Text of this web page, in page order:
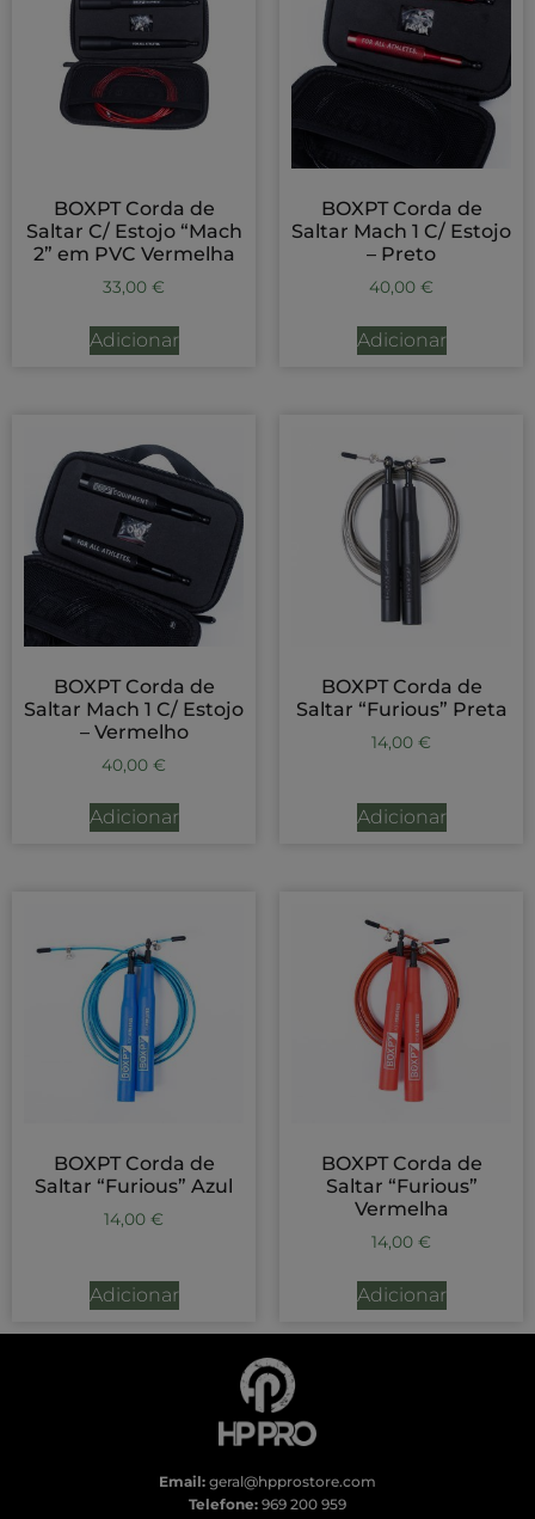
BOXPT Corda de
Saltar C/ Estojo “Mach
2” em PVC Vermelha
33,00 €
Adicionar
BOXPT Corda de
Saltar Mach 1 C/ Estojo
– Preto
40,00 €
Adicionar
BOXPT Corda de
Saltar Mach 1 C/ Estojo
– Vermelho
40,00 €
Adicionar
BOXPT Corda de
Saltar “Furious” Preta
14,00 €
Adicionar
BOXPT Corda de
Saltar “Furious” Azul
14,00 €
Adicionar
BOXPT Corda de
Saltar “Furious”
Vermelha
14,00 €
Adicionar
Email: geral@hpprostore.com
Telefone: 969 200 959